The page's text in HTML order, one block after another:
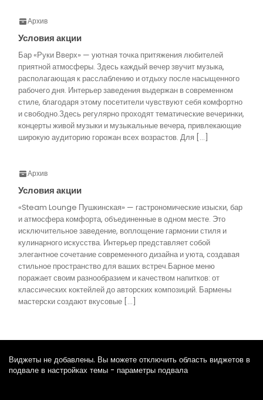
Архив
Условия акции
Бар «Руки Вверх» — уютная точка притяжения любителей
приятной атмосферы. Здесь каждый вечер звучит музыка,
располагающая к расслаблению и отдыху после насыщенного
рабочего дня. Интерьер заведения выдержан в современном
стиле, благодаря этому посетители чувствуют себя комфортно
и свободно.Здесь регулярно проходят тематические вечеринки,
концерты живой музыки и музыкальные вечера, привлекающие
широкую аудиторию горожан всех возрастов. Для […]
Архив
Условия акции
«Steam Lounge Пушкинская» — гастрономические изыски, бар
и атмосфера комфорта, объединенные в одном месте. Это
исключительное заведение, воплощение гармонии стиля и
кулинарного искусства. Интерьер представляет собой
элегантное сочетание современного дизайна и уюта, создавая
стильное пространство для ваших встреч.Барное меню
поражает своим разнообразием и качеством напитков: от
классических коктейлей до авторских композиций. Бармены
мастерски создают вкусовые […]
Виджеты не добавлены. Вы можете отключить область виджетов в
подвале в настройках темы - параметры подвала